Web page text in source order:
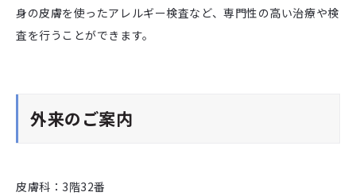
身の皮膚を使ったアレルギー検査など、専門性の高い治療や検
査を行うことができます。
外来のご案内
皮膚科：3階32番